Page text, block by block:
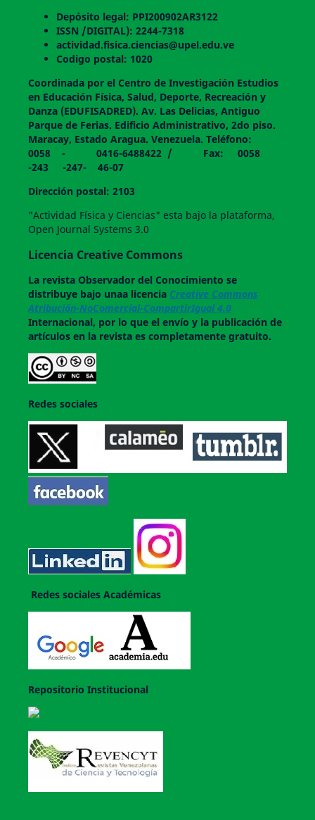
Depósito legal: PPI200902AR3122
ISSN /DIGITAL): 2244-7318
actividad.fisica.ciencias@upel.edu.ve
Codigo postal: 1020
Coordinada por el Centro de Investigación Estudios
en Educación Física, Salud, Deporte, Recreación y
Danza (EDUFISADRED). Av. Las Delicias, Antiguo
Parque de Ferias. Edificio Administrativo, 2do piso.
Maracay, Estado Aragua. Venezuela. Teléfono:
0058 - 0416-6488422 / Fax: 0058
-243 -247- 46-07
Dirección postal: 2103
"Actividad Física y Ciencias" esta bajo la plataforma,
Open Journal Systems 3.0
Licencia Creative Commons
La revistaObservador del Conocimiento se
distribuye bajo unaa licencia Creative Commons
Atribución-NoComercial-CompartirIgual 4.0
Internacional, por lo que el envío y la publicación de
artículos en la revista es completamente gratuito.
Redes sociales
Redes sociales Académicas
Repositorio Institucional